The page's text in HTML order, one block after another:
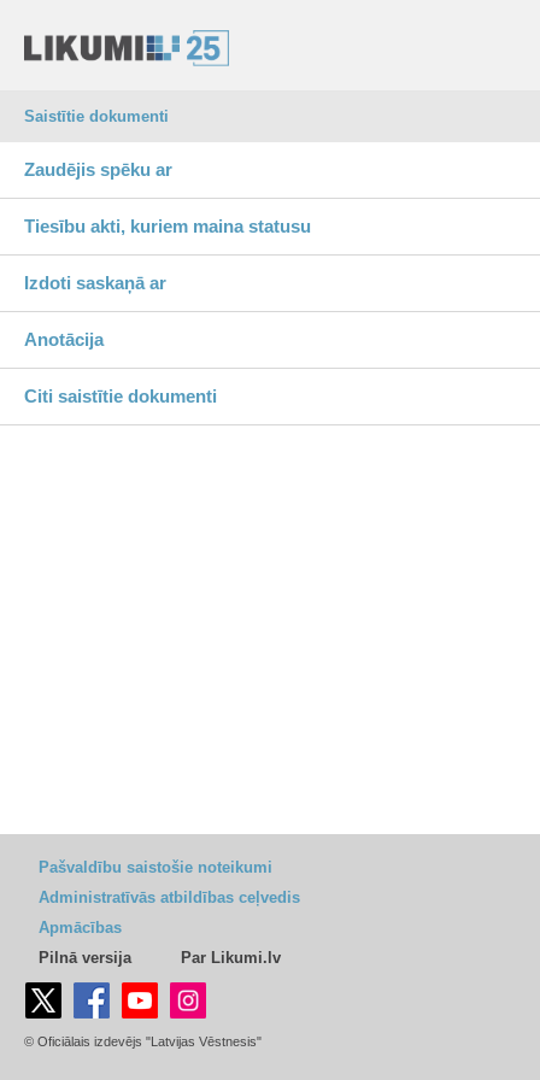
Saistītie dokumenti
Zaudējis spēku ar
Tiesību akti, kuriem maina statusu
Izdoti saskaņā ar
Anotācija
Citi saistītie dokumenti
Pašvaldību saistošie noteikumi
Administratīvās atbildības ceļvedis
Apmācības
Pilnā versija
Par Likumi.lv
© Oficiālais izdevējs "Latvijas Vēstnesis"